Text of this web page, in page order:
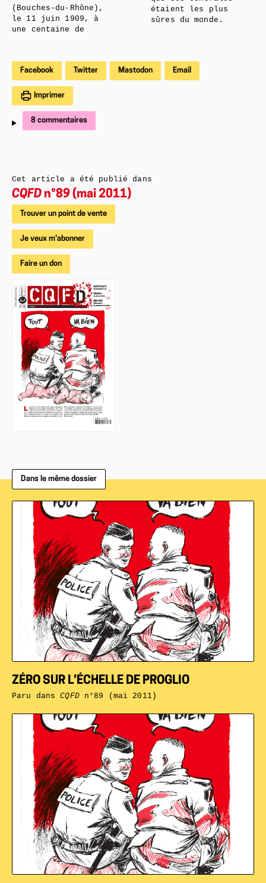
(Bouches-du-Rhône),
le 11 juin 1909, à
une centaine de
étaient les plus
sûres du monde.
Facebook Twitter Mastodon Email
Imprimer
8 commentaires
Cet article a été publié dans
CQFD n°89 (mai 2011)
Trouver un point de vente
Je veux m'abonner
Faire un don
Dans le même dossier
ZÉRO SUR L’ÉCHELLE DE PROGLIO
Paru dansCQFDn°89 (mai 2011)